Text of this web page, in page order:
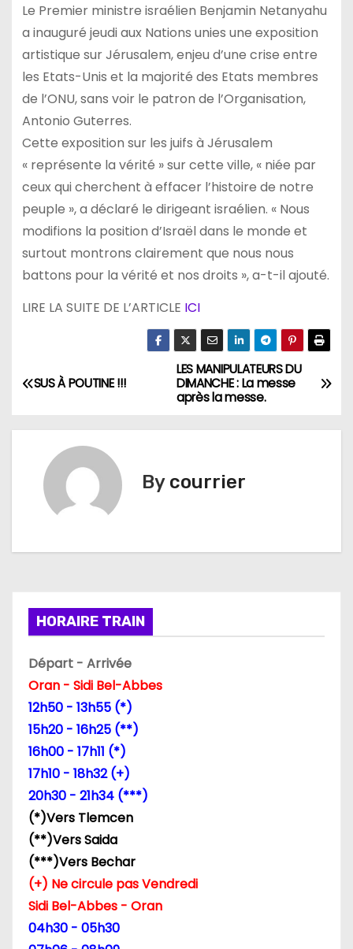
Le Premier ministre israélien Benjamin Netanyahu
a inauguré jeudi aux Nations unies une exposition
artistique sur Jérusalem, enjeu d’une crise entre
les Etats-Unis et la majorité des Etats membres
de l’ONU, sans voir le patron de l’Organisation,
Antonio Guterres.
Cette exposition sur les juifs à Jérusalem
« représente la vérité » sur cette ville, « niée par
ceux qui cherchent à effacer l’histoire de notre
peuple », a déclaré le dirigeant israélien. « Nous
modifions la position d’Israël dans le monde et
surtout montrons clairement que nous nous
battons pour la vérité et nos droits », a-t-il ajouté.
LIRE LA SUITE DE L’ARTICLE ICI
N
o
n
d
e
a
r
t
LES MANIPULATEURS DU
DIMANCHE : La messe
après la messe.
SUS À POUTINE !!!
By courrier
HORAIRE TRAIN
Départ - Arrivée
Oran - Sidi Bel-Abbes
12h50 - 13h55 (*)
15h20 - 16h25 (**)
16h00 - 17h11 (*)
17h10 - 18h32 (+)
20h30 - 21h34 (***)
(*)Vers Tlemcen
(**)Vers Saida
(***)Vers Bechar
(+) Ne circule pas Vendredi
Sidi Bel-Abbes - Oran
04h30 - 05h30